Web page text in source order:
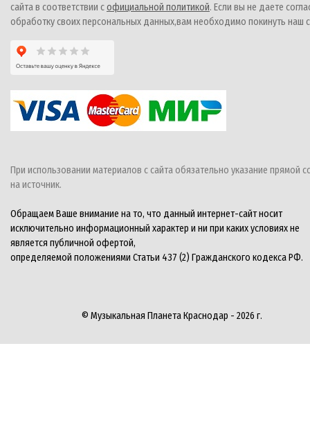
сайта в соответствии софициальной политикой. Если вы не даете
обработку своих персональных данных,вам необходимо покинуть наш
При использовании материалов с сайта обязательно указание прямой
на источник.
Обращаем Ваше внимание на то, что данный интернет-сайт носит
исключительно информационный характер и ни при каких условиях не
является публичной офертой,
определяемой положениями Статьи 437 (2) Гражданского кодекса РФ.
© Музыкальная Планета Краснодар - 2026 г.